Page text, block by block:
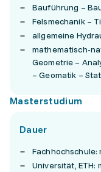
Bauführung –
Felsmechanik –
allgemeine
mathematisch-
Geometrie –
– Geomatik –
Masterstudium
Dauer
Fachhochschule:
Universität, ETH: